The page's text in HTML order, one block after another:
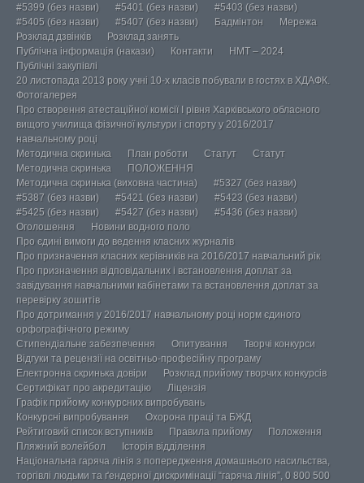
#5399 (без назви)
#5401 (без назви)
#5403 (без назви)
#5405 (без назви)
#5407 (без назви) Бадмінтон
Мережа
Розклад дзвінків
Розклад занять
Публічна інформація (накази)
Контакти
НМТ – 2024
Публічні закупівлі
20 листопада 2013 року учні 10-х класів побували в гостях в ХДАФК.
Фотогалерея
Про створення атестаційної комісії І рівня Харківського обласного
вищого училища фізичної культури і спорту у 2016/2017
навчальному році
Методична скринька
План роботи Статут
Статут
Методична скринька
ПОЛОЖЕННЯ
Методична скринька (виховна частина)
#5327 (без назви)
#5387 (без назви)
#5421 (без назви)
#5423 (без назви)
#5425 (без назви)
#5427 (без назви)
#5436 (без назви)
Оголошення
Новини водного поло
Про єдині вимоги до ведення класних журналів
Про призначення класних керівників на 2016/2017 навчальний рік
Про призначення відповідальних і встановлення доплат за
завідування навчальними кабінетами та встановлення доплат за
перевірку зошитів
Про дотримання у 2016/2017 навчальному році норм єдиного
орфографічного режиму
Стипендіальне забезпечення
Опитування
Творчі конкурси
Відгуки та рецензії на освітньо-професійну програму
Електронна скринька довіри
Розклад прийому творчих конкурсів
Сертифікат про акредитацію
Ліцензія
Графік прийому конкурсних випробувань
Конкурсні випробування
Охорона праці та БЖД
Рейтиговий список вступників
Правила прийому
Положення
Пляжний волейбол
Історія відділення
Національна гаряча лінія з попередження домашнього насильства,
торгівлі людьми та ґендерної дискримінації “гаряча лінія”, 0 800 500